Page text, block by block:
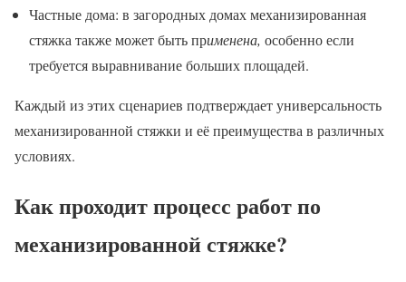
Частные дома: в загородных домах механизированная
стяжка также может быть применена, особенно если
требуется выравнивание больших площадей.
Каждый из этих сценариев подтверждает универсальность
механизированной стяжки и её преимущества в различных
условиях.
Как проходит процесс работ по
механизированной стяжке?